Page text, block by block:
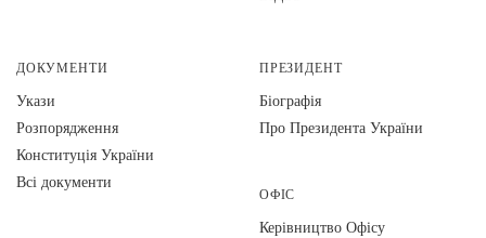
ДОКУМЕНТИ
Укази
Розпорядження
Конституція України
Всі документи
ПРЕЗИДЕНТ
Біографія
Про Президента України
ОФІС
Керівництво Офісу